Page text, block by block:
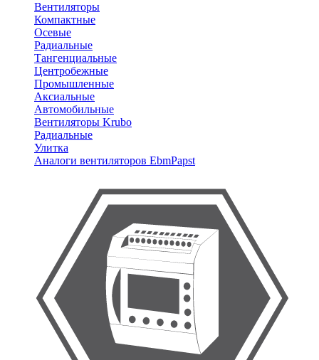
Вентиляторы
Компактные
Осевые
Радиальные
Тангенциальные
Центробежные
Промышленные
Аксиальные
Автомобильные
Вентиляторы Krubo
Радиальные
Улитка
Аналоги вентиляторов EbmPapst